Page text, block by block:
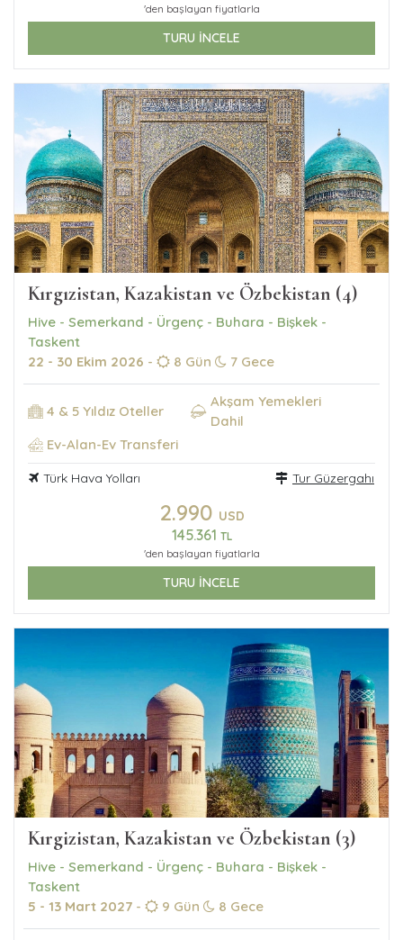
'den başlayan fiyatlarla
TURU İNCELE
Kırgızistan, Kazakistan ve Özbekistan (4)
Hive - Semerkand - Ürgenç - Buhara - Bişkek -
Taskent
22 - 30 Ekim 2026 - 8 Gün 7 Gece
4 & 5 Yıldız Oteller
Akşam Yemekleri
Dahil
Ev-Alan-Ev Transferi
Türk Hava Yolları Tur Güzergahı
2.990 USD
145.361 TL
'den başlayan fiyatlarla
TURU İNCELE
Kırgizistan, Kazakistan ve Özbekistan (3)
Hive - Semerkand - Ürgenç - Buhara - Bişkek -
Taskent
5 - 13 Mart 2027 - 9 Gün 8 Gece